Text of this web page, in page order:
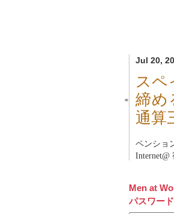
Jul 20,
■
スペ
締め
通算
ペンショ
Internet@
Men at
パスワー